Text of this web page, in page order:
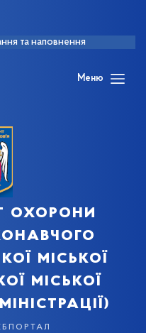
та наповнення
Меню
охорони
міської
міської